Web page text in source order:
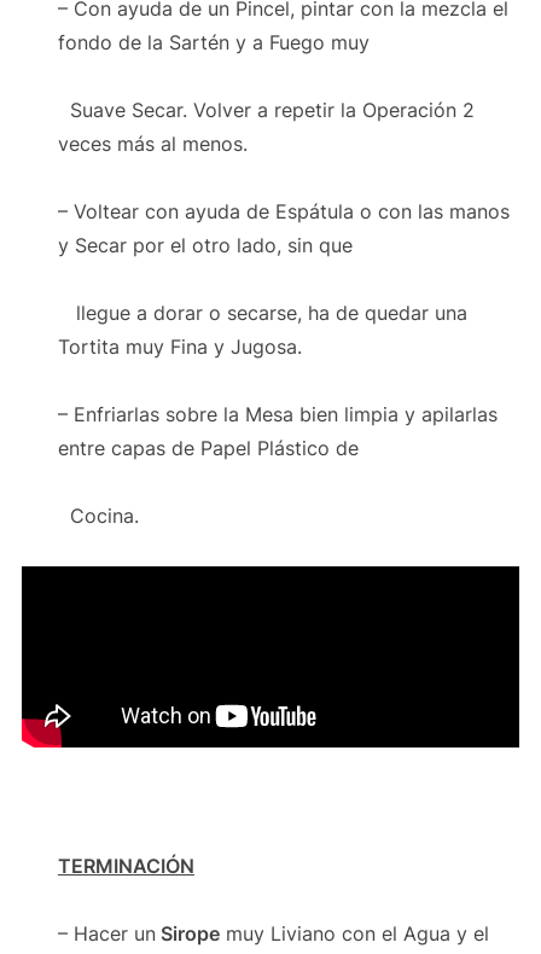
– Con ayuda de un Pincel, pintar con la mezcla el
fondo de la Sartén y a Fuego muy
Suave Secar. Volver a repetir la Operación 2
veces más al menos.
– Voltear con ayuda de Espátula o con las manos
y Secar por el otro lado, sin que
llegue a dorar o secarse, ha de quedar una
Tortita muy Fina y Jugosa.
– Enfriarlas sobre la Mesa bien limpia y apilarlas
entre capas de Papel Plástico de
Cocina.
TERMINACIÓN
– Hacer unSiropemuy Liviano con el Agua y el